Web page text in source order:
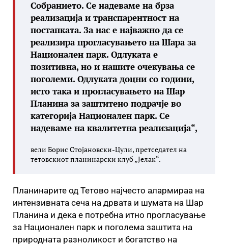
Собранието. Се надеваме на брза
реализација и транспарентност на
постапката. За нас е најважно да се
реализира прогласувањето на Шара за
Национален парк. Одлуката е
позитивна, но и нашите очекувања се
поголеми. Одлуката доцни со години,
исто така и прогласувањето на Шар
Планина за заштитено подрачје во
категорија Национален парк. Се
надеваме на квалитетна реализација“,
вели Борис Стојановски-Цули, претседател на
тетовскиот планинарски клуб „Јелак“.
Планинарите од Тетово најчесто алармираа на
интензивната сеча на дрвата и шумата на Шар
Планина и дека е потребна итно прогласување
за Национален парк и поголема заштита на
природната разноликост и богатство на